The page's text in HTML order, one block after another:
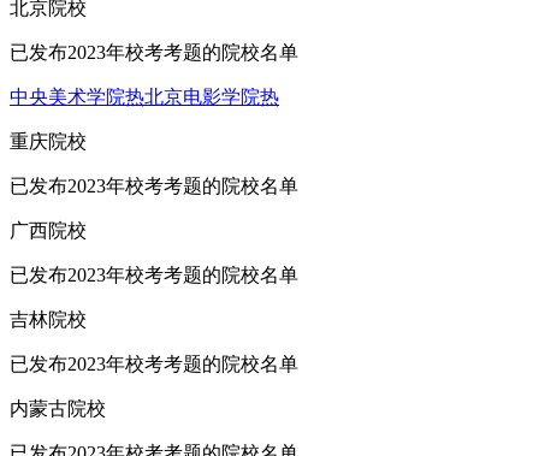
北京院校
已发布2023年校考考题的院校名单
中央美术学院热北京电影学院热
重庆院校
已发布2023年校考考题的院校名单
广西院校
已发布2023年校考考题的院校名单
吉林院校
已发布2023年校考考题的院校名单
内蒙古院校